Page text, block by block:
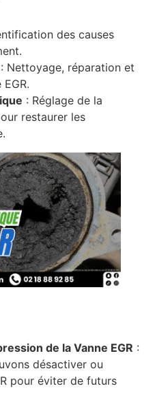
des causes
: Nettoyage, réparation et
: Réglage de la
restaurer les
de la Vanne EGR :
désactiver ou
pour éviter de futurs